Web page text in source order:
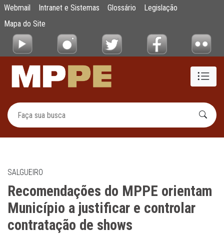
Pular para o Conteúdo principal
Recomendações do MPPE orientam
Webmail Intranet e Sistemas Glossário
Legislação
Mapa do Site
SALGUEIRO
Recomendações do MPPE orientam
Município a justificar e controlar
contratação de shows